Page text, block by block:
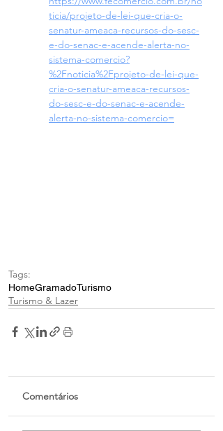
ticia/projeto-de-lei-que-cria-o-
senatur-ameaca-recursos-do-sesc-
e-do-senac-e-acende-alerta-no-
sistema-comercio?
%2Fnoticia%2Fprojeto-de-lei-que-
cria-o-senatur-ameaca-recursos-
do-sesc-e-do-senac-e-acende-
alerta-no-sistema-comercio=
Tags:
HomeGramadoTurismo
Turismo & Lazer
Comentários